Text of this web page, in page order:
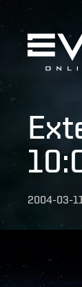
2004-03-